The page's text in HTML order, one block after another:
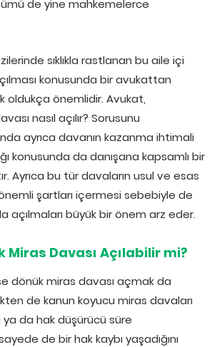
de yine mahkemelerce
sıklıkla rastlanan bu aile içi
konusunda bir avukattan
oldukça önemlidir. Avukat,
nasıl açılır? Sorusunu
ayrıca davanın kazanma ihtimali
konusunda da danışana kapsamlı bir
Ayrıca bu tür davaların usul ve esas
şartları içermesi sebebiyle de
açılmaları büyük bir önem arz eder.
Miras Davası Açılabilir mi?
dönük miras davası açmak da
de kanun koyucu miras davaları
ya da hak düşürücü süre
de bir hak kaybı yaşadığını